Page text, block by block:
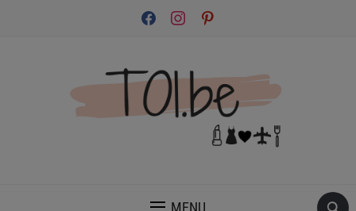
facebookinstagrampinterest
MENU